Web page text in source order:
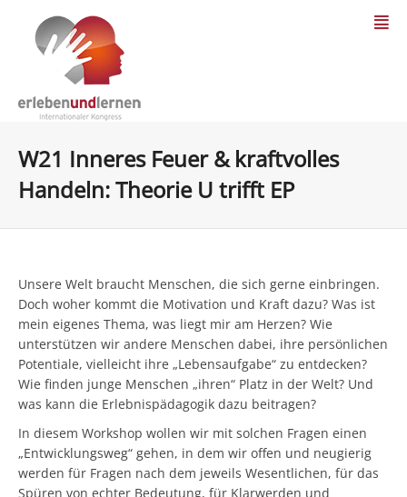
W21 Inneres Feuer & kraftvolles
Handeln: Theorie U trifft EP
Unsere Welt braucht Menschen, die sich gerne einbringen.
Doch woher kommt die Motivation und Kraft dazu? Was ist
mein eigenes Thema, was liegt mir am Herzen? Wie
unterstützen wir andere Menschen dabei, ihre persönlichen
Potentiale, vielleicht ihre „Lebensaufgabe“ zu entdecken?
Wie finden junge Menschen „ihren“ Platz in der Welt? Und
was kann die Erlebnispädagogik dazu beitragen?
In diesem Workshop wollen wir mit solchen Fragen einen
„Entwicklungsweg“ gehen, in dem wir offen und neugierig
werden für Fragen nach dem jeweils Wesentlichen, für das
Spüren von echter Bedeutung, für Klarwerden und